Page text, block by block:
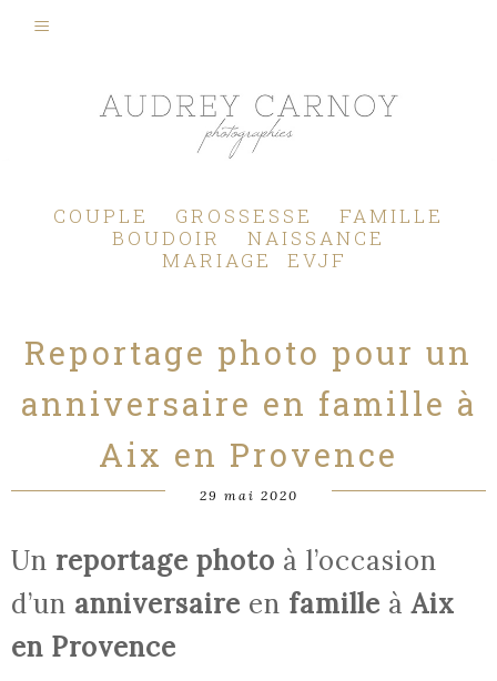
COUPLE GROSSESSE
FAMILLE
BOUDOIR
NAISSANCE
MARIAGE
EVJF
Reportage photo pour un
anniversaire en famille à
Aix en Provence
29 mai 2020
Un reportage photo à l’occasion
d’un anniversaire en famille àAix
en Provence